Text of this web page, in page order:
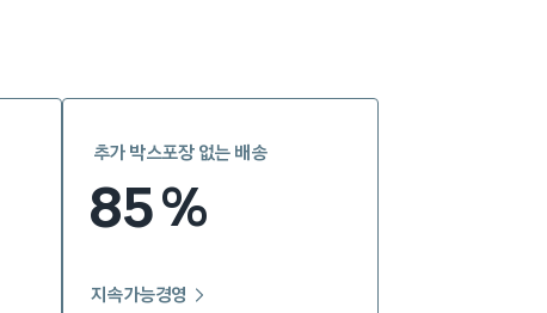
추가 박스포장 없는 배송
85%
지속가능경영